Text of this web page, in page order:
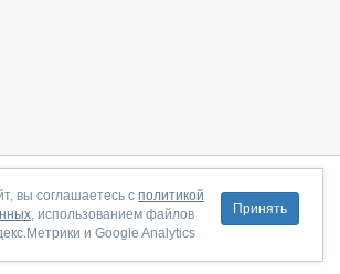
|Контакты|Партнёрская программа
оферта|Политика конфиденциальности
Правила пользования
Принять
вы соглашаетесь с политикой
, использованием файлов
и Google Analytics